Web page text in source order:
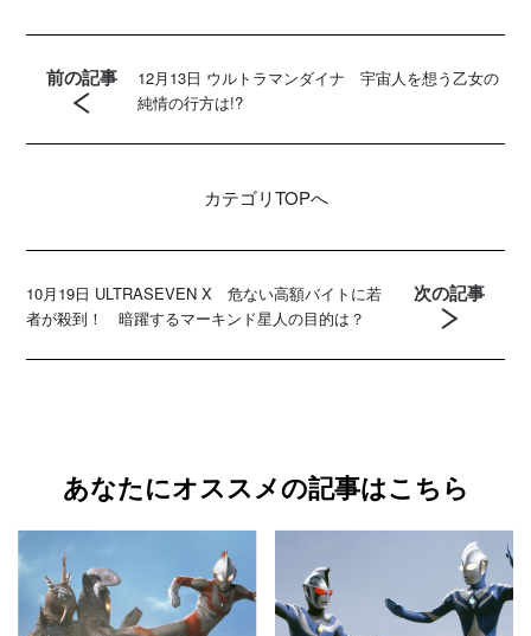
前の記事
12月13日 ウルトラマンダイナ 宇宙人を想う乙女の
純情の行方は!?
カテゴリTOPへ
10月19日 ULTRASEVEN X 危ない高額バイトに若
者が殺到！ 暗躍するマーキンド星人の目的は？
次の記事
あなたにオススメの記事はこちら